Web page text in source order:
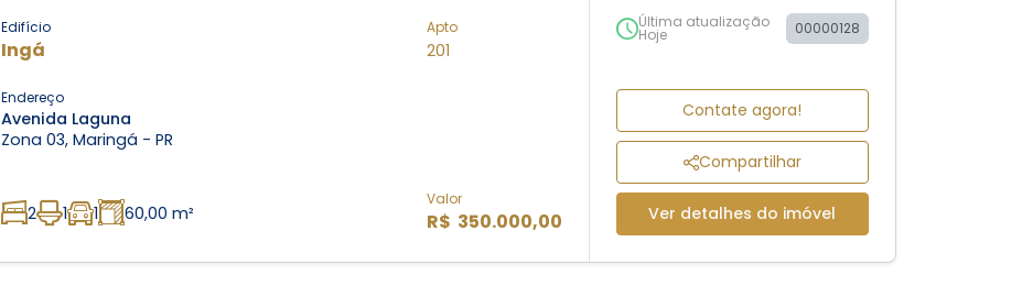
Edifício
Ingá
Endereço
Avenida Laguna
Zona 03, Maringá - PR
2 1 1 60,00 m²
Valor
R$ 350.000,00
Apto
201
Última atualização
Hoje 00000128
Contate agora!
Compartilhar
Ver detalhes do imóvel